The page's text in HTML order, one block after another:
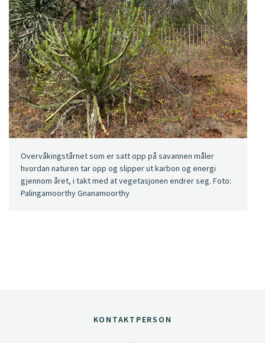
Overvåkingstårnet som er satt opp på savannen måler
hvordan naturen tar opp og slipper ut karbon og energi
gjennom året, i takt med at vegetasjonen endrer seg. Foto:
Palingamoorthy Gnanamoorthy
KONTAKTPERSON